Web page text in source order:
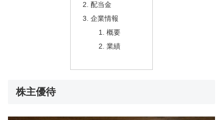
配当金
企業情報
概要
業績
株主優待